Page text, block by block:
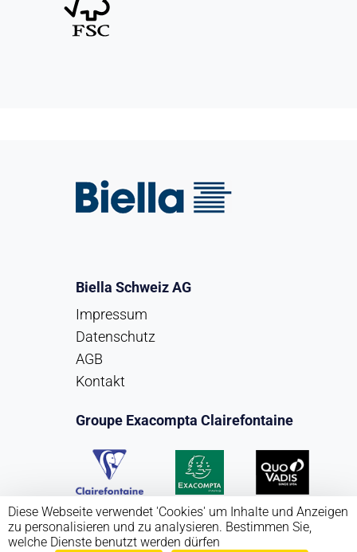
Biella Schweiz AG
Impressum
Datenschutz
AGB
Kontakt
Groupe Exacompta Clairefontaine
Diese Webseite verwendet 'Cookies' um Inhalte und Anzeigen
zu personalisieren und zu analysieren. Bestimmen Sie,
welche Dienste benutzt werden dürfen